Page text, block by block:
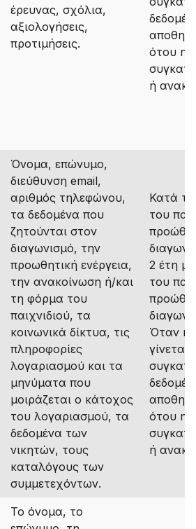
έρευνας, σχόλια,
αξιολογήσεις,
προτιμήσεις.
ότου η
ή
Όνομα, επώνυμο,
διεύθυνση email,
αριθμός τηλεφώνου,
τα δεδομένα που
ζητούνται στον
διαγωνισμό, την
προωθητική ενέργεια,
την ανακοίνωση ή/και
τη φόρμα του
παιχνιδιού, τα
κοινωνικά δίκτυα, τις
πληροφορίες
λογαριασμού και τα
μηνύματα που
μοιράζεται ο κάτοχος
του λογαριασμού, τα
δεδομένα των
νικητών, τους
καταλόγους των
συμμετεχόντων.
Κατά τη
του
2 έτη
του
Όταν η
γίνεται
ότου η
ή
Το όνομα, το